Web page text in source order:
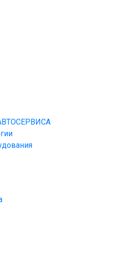
— официальный дистрибьютор
Armenia